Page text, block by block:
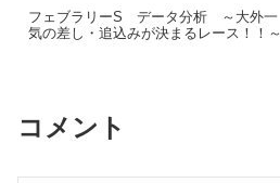
フェブラリーS データ分析 ～大外一
気の差し・追込みが決まるレース！！～
コメント